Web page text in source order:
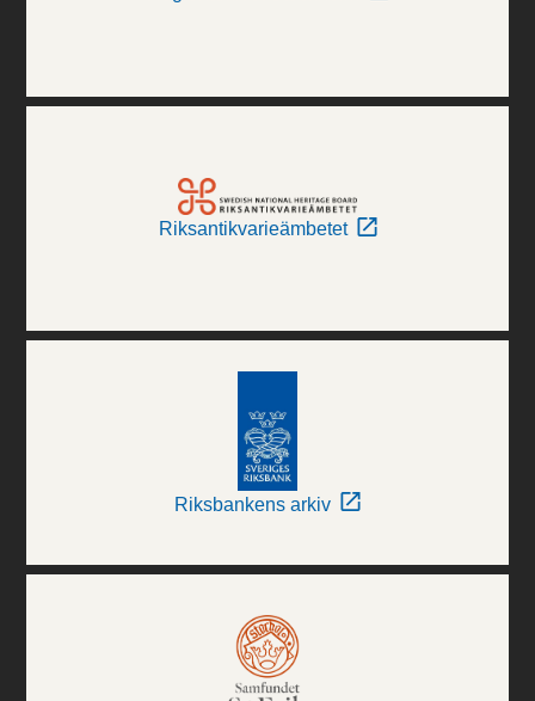
Riksantikvarieämbetet
Riksbankens arkiv